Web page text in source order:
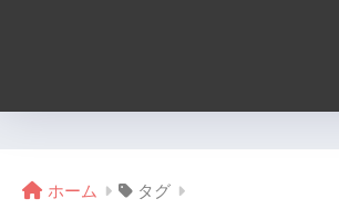
ホーム タグ